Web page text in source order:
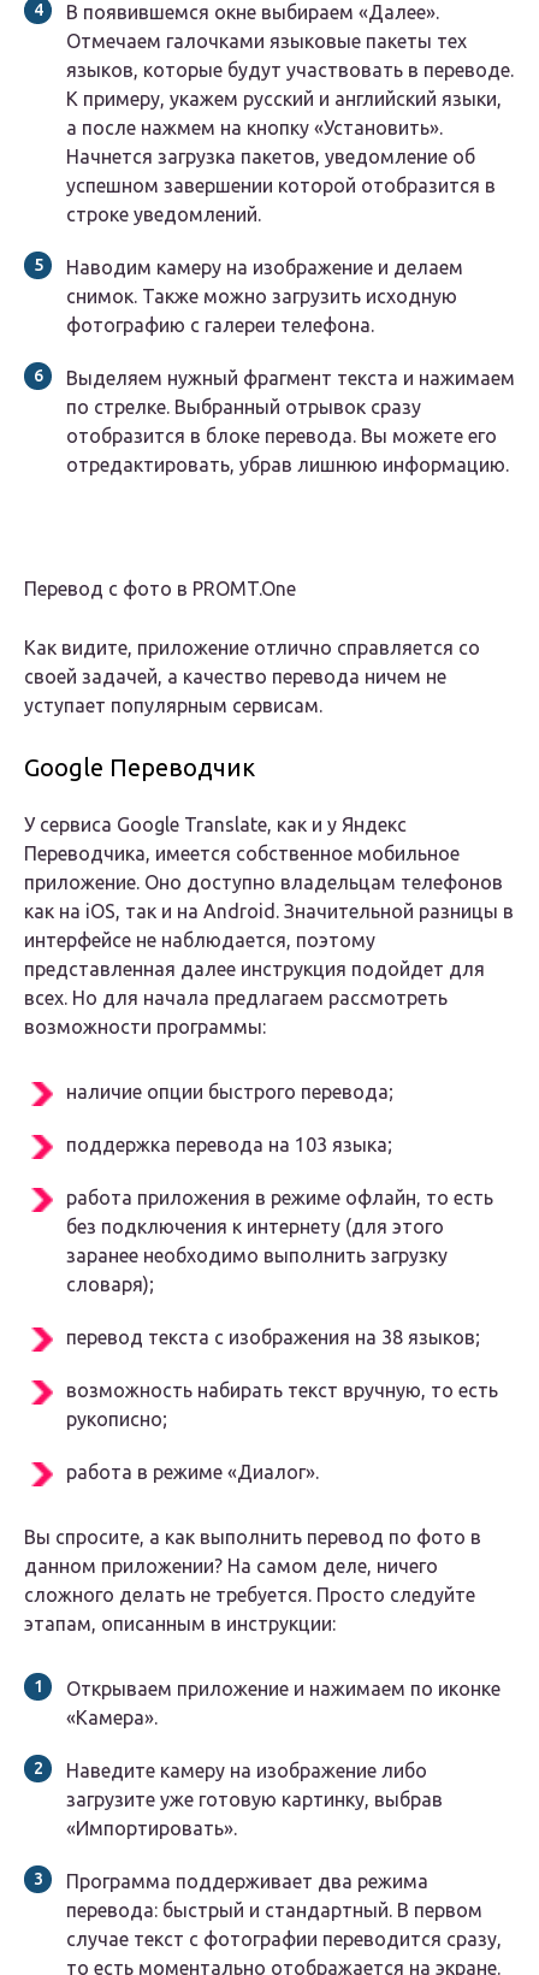
В появившемся окне выбираем «Далее».
Отмечаем галочками языковые пакеты тех
языков, которые будут участвовать в переводе.
К примеру, укажем русский и английский языки,
а после нажмем на кнопку «Установить».
Начнется загрузка пакетов, уведомление об
успешном завершении которой отобразится в
строке уведомлений.
Наводим камеру на изображение и делаем
снимок. Также можно загрузить исходную
фотографию с галереи телефона.
Выделяем нужный фрагмент текста и нажимаем
по стрелке. Выбранный отрывок сразу
отобразится в блоке перевода. Вы можете его
отредактировать, убрав лишнюю информацию.
Перевод с фото в PROMT.One
Как видите, приложение отлично справляется со
своей задачей, а качество перевода ничем не
уступает популярным сервисам.
Google Переводчик
У сервиса Google Translate, как и у Яндекс
Переводчика, имеется собственное мобильное
приложение. Оно доступно владельцам телефонов
как на iOS, так и на Android. Значительной разницы в
интерфейсе не наблюдается, поэтому
представленная далее инструкция подойдет для
всех. Но для начала предлагаем рассмотреть
возможности программы:
наличие опции быстрого перевода;
поддержка перевода на 103 языка;
работа приложения в режиме офлайн, то есть
без подключения к интернету (для этого
заранее необходимо выполнить загрузку
словаря);
перевод текста с изображения на 38 языков;
возможность набирать текст вручную, то есть
рукописно;
работа в режиме «Диалог».
Вы спросите, а как выполнить перевод по фото в
данном приложении? На самом деле, ничего
сложного делать не требуется. Просто следуйте
этапам, описанным в инструкции:
Открываем приложение и нажимаем по иконке
«Камера».
Наведите камеру на изображение либо
загрузите уже готовую картинку, выбрав
«Импортировать».
Программа поддерживает два режима
перевода: быстрый и стандартный. В первом
случае текст с фотографии переводится сразу,
то есть моментально отображается на экране.